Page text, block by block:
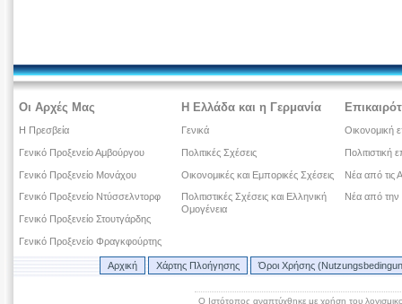
Οι Αρχές Μας
Η Πρεσβεία
Γενικό Προξενείο Αμβούργου
Γενικό Προξενείο Μονάχου
Γενικό Προξενείο Ντύσσελντορφ
Γενικό Προξενείο Στουτγάρδης
Γενικό Προξενείο Φραγκφούρτης
Η Ελλάδα και η Γερμανία
Γενικά
Πολιτικές Σχέσεις
Οικονομικές και Εμπορικές Σχέσεις
Πολιτιστικές Σχέσεις και Ελληνική
Ομογένεια
Οικονομική
Πολιτιστική
Νέα από τις
Νέα από την
Αρχική Χάρτης Πλοήγησης Όροι Χρήσης
Ο Ιστότοπος αναπτύχθηκε με χρήση του